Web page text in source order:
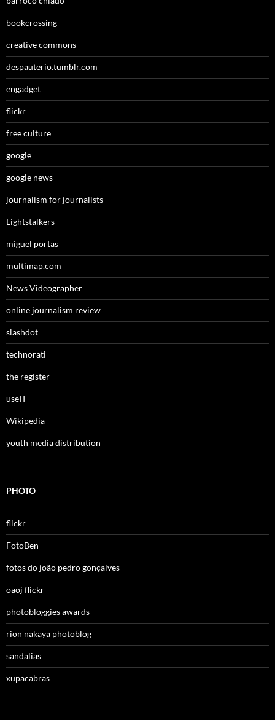
bookcrossing
creative commons
despauterio.tumblr.com
engadget
flickr
free culture
google
google news
journalism for journalists
Lightstalkers
miguel portas
multimap.com
News Videographer
online journalism review
slashdot
technorati
the register
useIT
Wikipedia
youth media distribution
PHOTO
flickr
FotoBen
fotos do joão pedro gonçalves
oaoj flickr
photobloggies awards
rion nakaya photoblog
sandalias
xupacabras